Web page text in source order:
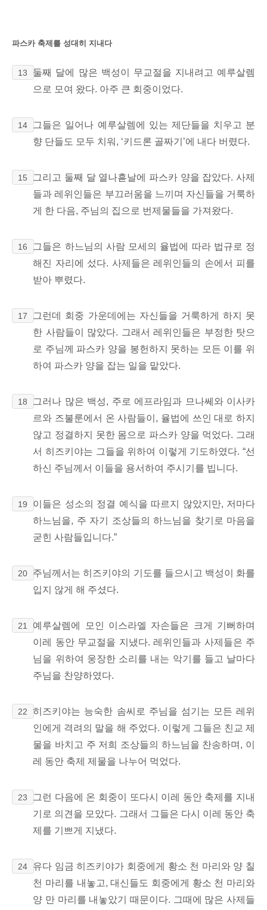
파스카 축제를 성대히 지내다
13
둘째 달에 많은 백성이 무교절을 지내려고 예루살렘
으로 모여 왔다. 아주 큰 회중이었다.
14
그들은 일어나 예루살렘에 있는 제단들을 치우고 분
향 단들도 모두 치워, ‘키드론 골짜기’에 내다 버렸다.
15
그리고 둘째 달 열나흗날에 파스카 양을 잡았다. 사제
들과 레위인들은 부끄러움을 느끼며 자신들을 거룩하
게 한 다음, 주님의 집으로 번제물들을 가져왔다.
16
그들은 하느님의 사람 모세의 율법에 따라 법규로 정
해진 자리에 섰다. 사제들은 레위인들의 손에서 피를
받아 뿌렸다.
17
그런데 회중 가운데에는 자신들을 거룩하게 하지 못
한 사람들이 많았다. 그래서 레위인들은 부정한 탓으
로 주님께 파스카 양을 봉헌하지 못하는 모든 이를 위
하여 파스카 양을 잡는 일을 맡았다.
18
그러나 많은 백성, 주로 에프라임과 므나쎄와 이사카
르와 즈불룬에서 온 사람들이, 율법에
쓰인 대로 하지
않고 정결하지 못한 몸으로 파스카 양을 먹었다. 그래
서 히즈키야는 그들을 위하여 이렇게 기도하였다. “선
하신 주님께서 이들을 용서하여 주시기를 빕니다.
19
이들은 성소의 정결 예식을 따르지 않았지만, 저마다
하느님을, 주 자기 조상들의 하느님을 찾기로 마음을
굳힌 사람들입니다.”
20
주님께서는 히즈키야의 기도를 들으시고 백성이 화를
입지 않게 해 주셨다.
21
예루살렘에 모인 이스라엘 자손들은 크게 기뻐하며
이레 동안 무교절을 지냈다. 레위인들과 사제들은 주
님을 위하여 웅장한 소리를 내는 악기를 들고 날마다
주님을 찬양하였다.
22
히즈키야는 능숙한 솜씨로 주님을 섬기는 모든 레위
인에게 격려의 말을 해 주었다. 이렇게 그들은 친교 제
물을 바치고 주 저희 조상들의 하느님을 찬송하며, 이
레 동안 축제 제물을 나누어 먹었다.
23
그런 다음에 온 회중이 또다시 이레 동안 축제를 지내
기로 의견을 모았다. 그래서 그들은 다시 이레 동안 축
제를 기쁘게 지냈다.
24
유다 임금 히즈키야가 회중에게 황소 천 마리와 양 칠
천 마리를 내놓고, 대신들도 회중에게 황소 천 마리와
양 만 마리를 내놓았기 때문이다. 그때에 많은 사제들